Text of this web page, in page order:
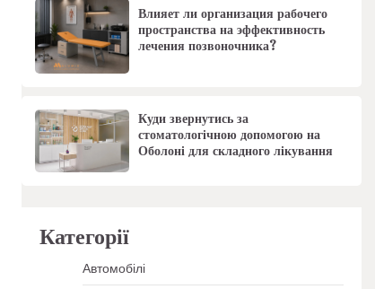
Влияет ли организация рабочего
пространства на эффективность
лечения позвоночника?
Куди звернутись за
стоматологічною допомогою на
Оболоні для складного лікування
Категорії
Автомобілі